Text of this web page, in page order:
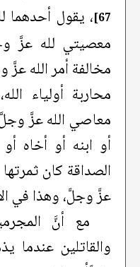
67] ، يقول
معصيتي لله عزَّ
مخالفة أمر الله
محاربة أولياء
معاصي الله عزَّ
أو ابنه أو أخاه
الصداقة كان
عزَّ وجلَّ، وهذا في
مع أنَّ
والقاتلين عندما